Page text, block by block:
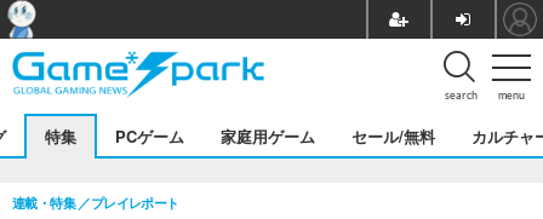
menu
search
特集 PCゲーム 家庭用ゲーム セール/無料 カルチャ
連載・特集 プレイレポート